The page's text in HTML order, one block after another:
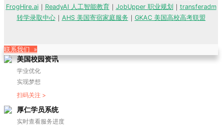
FrogHire.ai｜ ReadyAI 人工智能教育｜ JobUpper 职业规划 ｜ transferadm
转学录取中心｜ AHS 美国寄宿家庭服务 ｜ GKAC 美国高校高考联盟
联系我们 »
美国校园资讯
学业优化
实现梦想
扫码关注 >
厚仁学员系统
实时查看服务进度